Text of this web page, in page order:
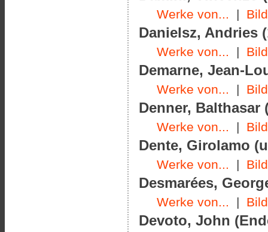
Werke von... |
Danielsz, Andries
Werke von... |
Demarne, Jean-
Werke von... |
Denner, Balthasar
Werke von... |
Dente, Girolamo
Werke von... |
Desmarées,
Werke von... |
Devoto, John